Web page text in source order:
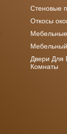
Стеновые
Откосы
Двери Для
Комнаты